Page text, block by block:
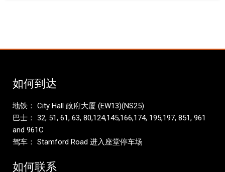
如何到达
地铁： City Hall 政府大厦 (EW13)(NS25)
巴士： 32, 51, 61, 63, 80,124,145,166,174, 195,197, 851, 961
and 961C
驾车： Stamford Road 进入座堂停车场
如何联系